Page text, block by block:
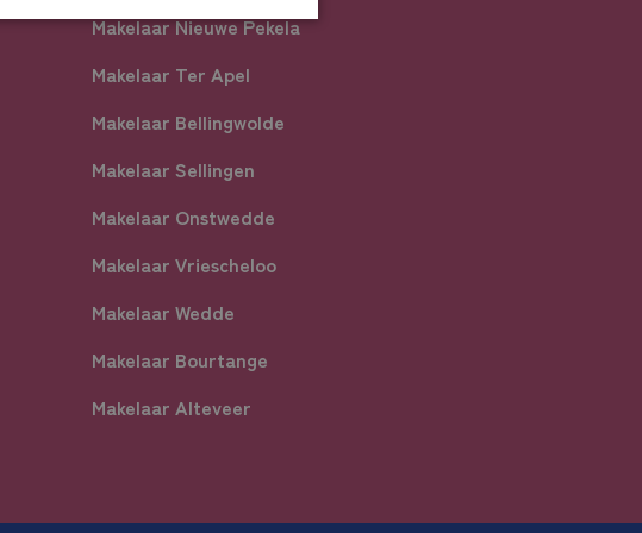
Makelaar Nieuwe Pekela
Makelaar Ter Apel
Makelaar Bellingwolde
Makelaar Sellingen
Makelaar Onstwedde
Makelaar Vriescheloo
Makelaar Wedde
Makelaar Bourtange
Makelaar Alteveer